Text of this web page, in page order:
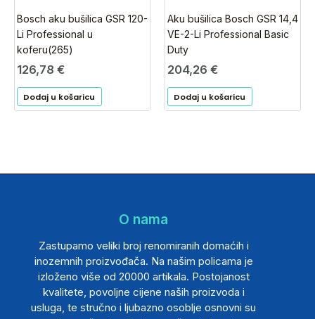
Bosch aku bušilica GSR 120-
Li Professional u
koferu(265)
126,78 €
Dodaj u košaricu
Aku bušilica Bosch GSR 14,4
VE-2-Li Professional Basic
Duty
204,26 €
Dodaj u košaricu
O nama
Zastupamo veliki broj renomiranih domaćih i
inozemnih proizvođača. Na našim policama je
izloženo više od 20000 artikala. Postojanost
kvalitete, povoljne cijene naših proizvoda i
usluga, te stručno i ljubazno osoblje osnovni su